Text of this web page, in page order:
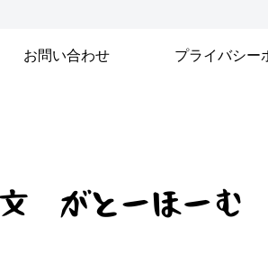
お問い合わせ プライバシー